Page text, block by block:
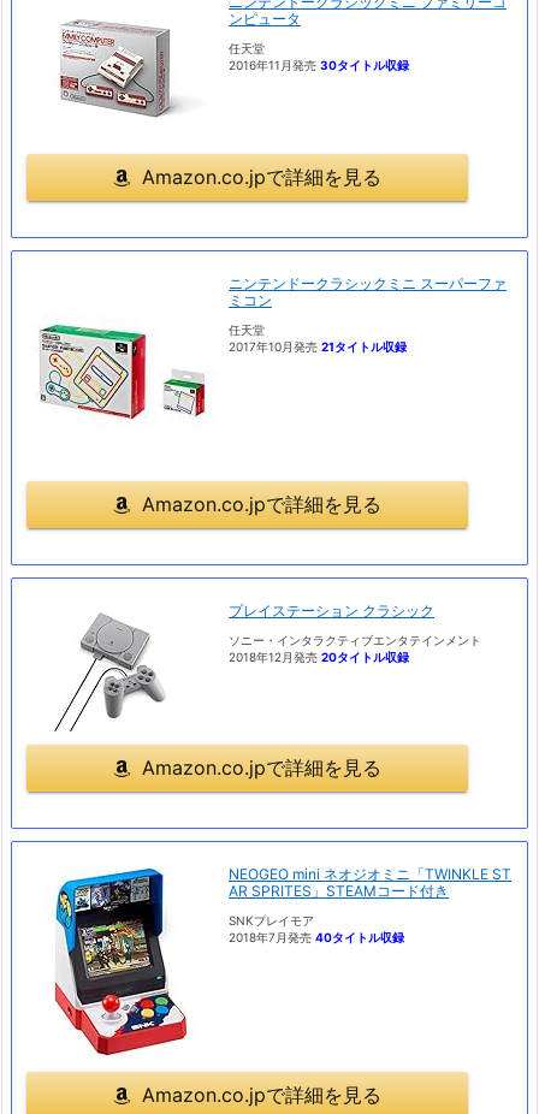
ンピュータ
任天堂
2016年11月発売 30タイトル収録
Amazon.co.jpで詳細を見る
ニンテンドークラシックミニ スーパーファ
ミコン
任天堂
2017年10月発売 21タイトル収録
Amazon.co.jpで詳細を見る
プレイステーション クラシック
ソニー・インタラクティブエンタテインメント
2018年12月発売 20タイトル収録
Amazon.co.jpで詳細を見る
NEOGEO mini ネオジオミニ「TWINKLE ST
AR SPRITES」STEAMコード付き
SNKプレイモア
2018年7月発売 40タイトル収録
Amazon.co.jpで詳細を見る